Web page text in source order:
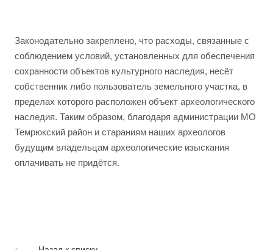
Законодательно закреплено, что расходы, связанные с
соблюдением условий, установленных для обеспечения
сохранности объектов культурного наследия, несёт
собственник либо пользователь земельного участка, в
пределах которого расположен объект археологического
наследия. Таким образом, благодаря администрации МО
Темрюкский район и стараниям наших археологов
будущим владельцам археологические изыскания
оплачивать не придётся.